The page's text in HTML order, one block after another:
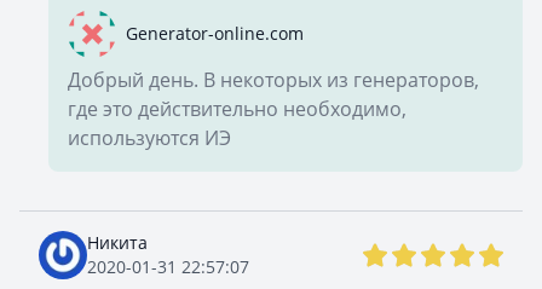
Generator-online.com
Добрый день. В некоторых из генераторов,
где это действительно необходимо,
используются ИЭ
Никита
2020-01-31 22:57:07